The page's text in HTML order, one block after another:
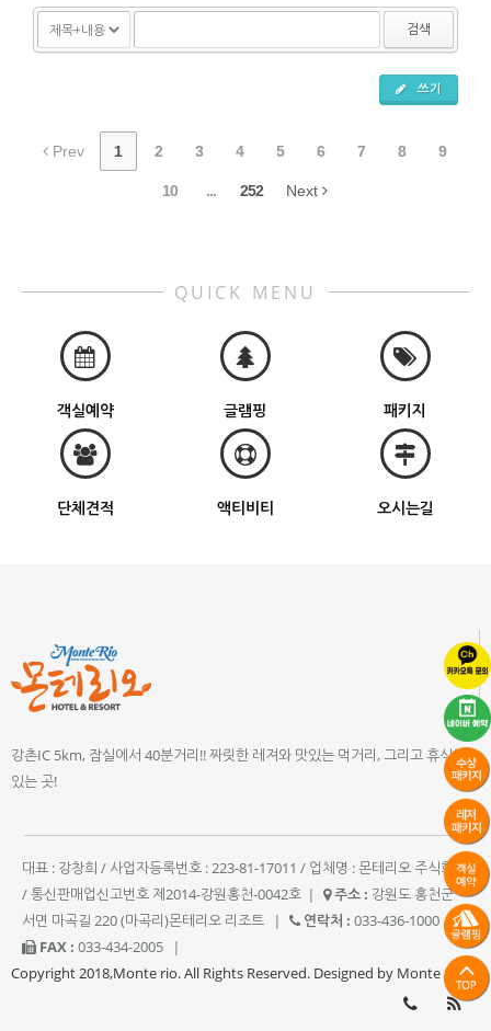
검색
쓰기
Prev 1 2 3 4 5 6 7 8 9
10 ... 252 Next
QUICK MENU
객실예약 글램핑 패키지
단체견적 액티비티 오시는길
강촌IC 5km, 잠실에서 40분거리!! 짜릿한 레져와 맛있는 먹거리, 그리고 휴식이
있는 곳!
대표 : 강창희 / 사업자등록번호 : 223-81-17011 / 업체명 : 몬테리오 주식회사
/ 통신판매업신고번호 제2014-강원홍천-0042호 | 주소 : 강원도 홍천군
서면 마곡길 220 (마곡리)몬테리오 리조트
| 연락처 : 033-436-1000
|
FAX : 033-434-2005
|
Copyright 2018,Monte rio. All Rights Reserved. Designed by Monte rio.